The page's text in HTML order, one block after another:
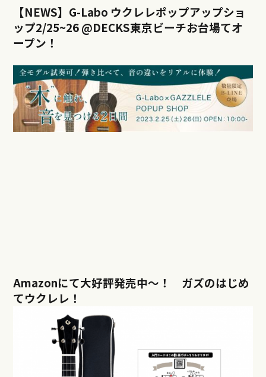
【NEWS】G-Labo ウクレレポップアップショ
ップ2/25~26 @DECKS東京ビーチお台場てオ
ープン！
Amazonにて大好評発売中〜！ ガズのはじめ
てウクレレ！